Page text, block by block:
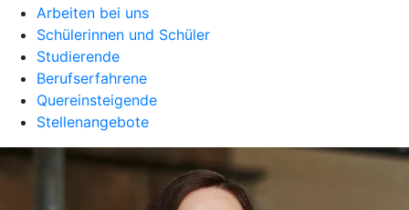
Arbeiten bei uns
Schülerinnen und Schüler
Studierende
Berufserfahrene
Quereinsteigende
Stellenangebote